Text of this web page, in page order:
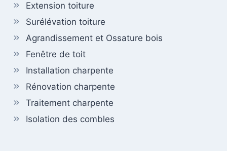
Extension toiture
Surélévation toiture
Agrandissement et Ossature bois
Fenêtre de toit
Installation charpente
Rénovation charpente
Traitement charpente
Isolation des combles